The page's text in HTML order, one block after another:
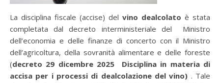
La disciplina fiscale (accise) del vino dealcolato è stata
completata dal decreto interministeriale del Ministro
dell’economia e delle finanze di concerto con il Ministro
dell’agricoltura, della sovranità alimentare e delle foreste
(decreto 29 dicembre 2025 Disciplina in materia di
accisa per i processi di dealcolazione del vino) . Tale